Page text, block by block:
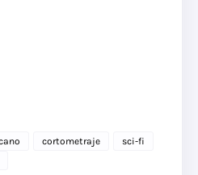
cortometraje
sci-fi